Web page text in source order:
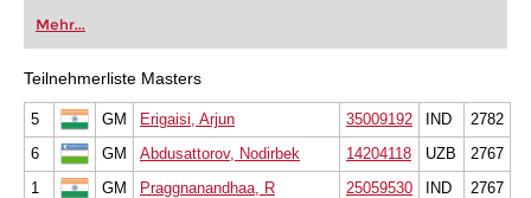
Mehr...
Teilnehmerliste Masters
5 GM Erigaisi, Arjun 35009192 IND
2782
6
GM Abdusattorov, Nodirbek 14204118 UZB
2767
1
GM Praggnanandhaa, R 25059530 IND
2767